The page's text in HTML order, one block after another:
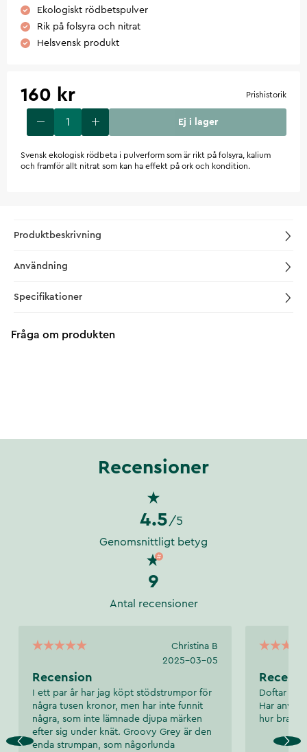
Ekologiskt rödbetspulver
Rik på folsyra och nitrat
Helsvensk produkt
160 kr Prishistorik
Ej i lager
​Svensk ekologisk rödbeta i pulverform som är rikt på folsyra, kalium
och framför allt nitrat som kan ha effekt på ork och kondition.
Produktbeskrivning
Användning
Specifikationer
Fråga om produkten
Recensioner
4.5 /5
Genomsnittligt betyg
9
Antal recensioner
Christina B
2025-03-05
Recension
I ett par år har jag köpt stödstrumpor för
några tusen kronor, men har inte funnit
några, som inte lämnade djupa märken
efter sig under knät. Groovy Grey är den
enda strumpan, som någorlunda
Doftar
Har
hur bra